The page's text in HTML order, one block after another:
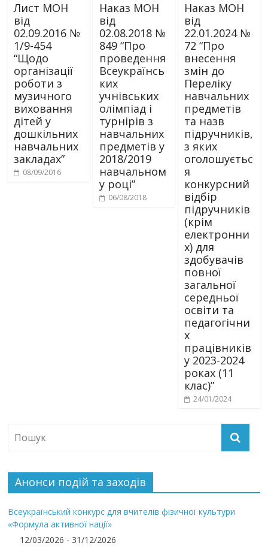
Лист МОН
від
02.09.2016 №
1/9-454
“Щодо
організації
роботи з
музичного
виховання
дітей у
дошкільних
навчальних
закладах”
08/09/2016
Наказ МОН
від
02.08.2018 №
849 “Про
проведення
Всеукраїнсь
ких
учнівських
олімпіад і
турнірів з
навчальних
предметів у
2018/2019
навчальном
у році”
06/08/2018
Наказ МОН
від
22.01.2024 №
72 “Про
внесення
змін до
Переліку
навчальних
предметів
та назв
підручників,
з яких
оголошуєтьс
я
конкурсний
відбір
підручників
(крім
електронни
х) для
здобувачів
повної
загальної
середньої
освіти та
педагогічни
х
працівників
у 2023-2024
роках (11
клас)”
24/01/2024
Анонси подій та заходів
Всеукраїнський конкурс для вчителів фізичної культури
«Формула активної нації»
12/03/2026 - 31/12/2026